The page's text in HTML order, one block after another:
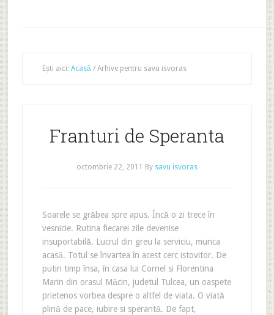
Ești aici: Acasă /Arhive pentru savu isvoras
Franturi de Speranta
octombrie 22, 2011 By savu isvoras
Soarele se grăbea spre apus. Încă o zi trece în
vesnicie. Rutina fiecarei zile devenise
insuportabilă. Lucrul din greu la serviciu, munca
acasă. Totul se învartea în acest cerc istovitor. De
putin timp însa, în casa lui Cornel si Florentina
Marin din orasul Măcin, judetul Tulcea, un oaspete
prietenos vorbea despre o altfel de viata. O viată
plină de pace, iubire si sperantă. De fapt,